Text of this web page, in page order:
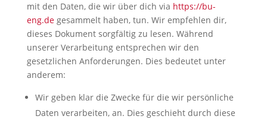
mit den Daten, die wir über dich via https://bu-
eng.degesammelt haben, tun. Wir empfehlen dir,
dieses Dokument sorgfältig zu lesen. Während
unserer Verarbeitung entsprechen wir den
gesetzlichen Anforderungen. Dies bedeutet unter
anderem:
Wir geben klar die Zwecke für die wir persönliche
Daten verarbeiten, an. Dies geschieht durch diese